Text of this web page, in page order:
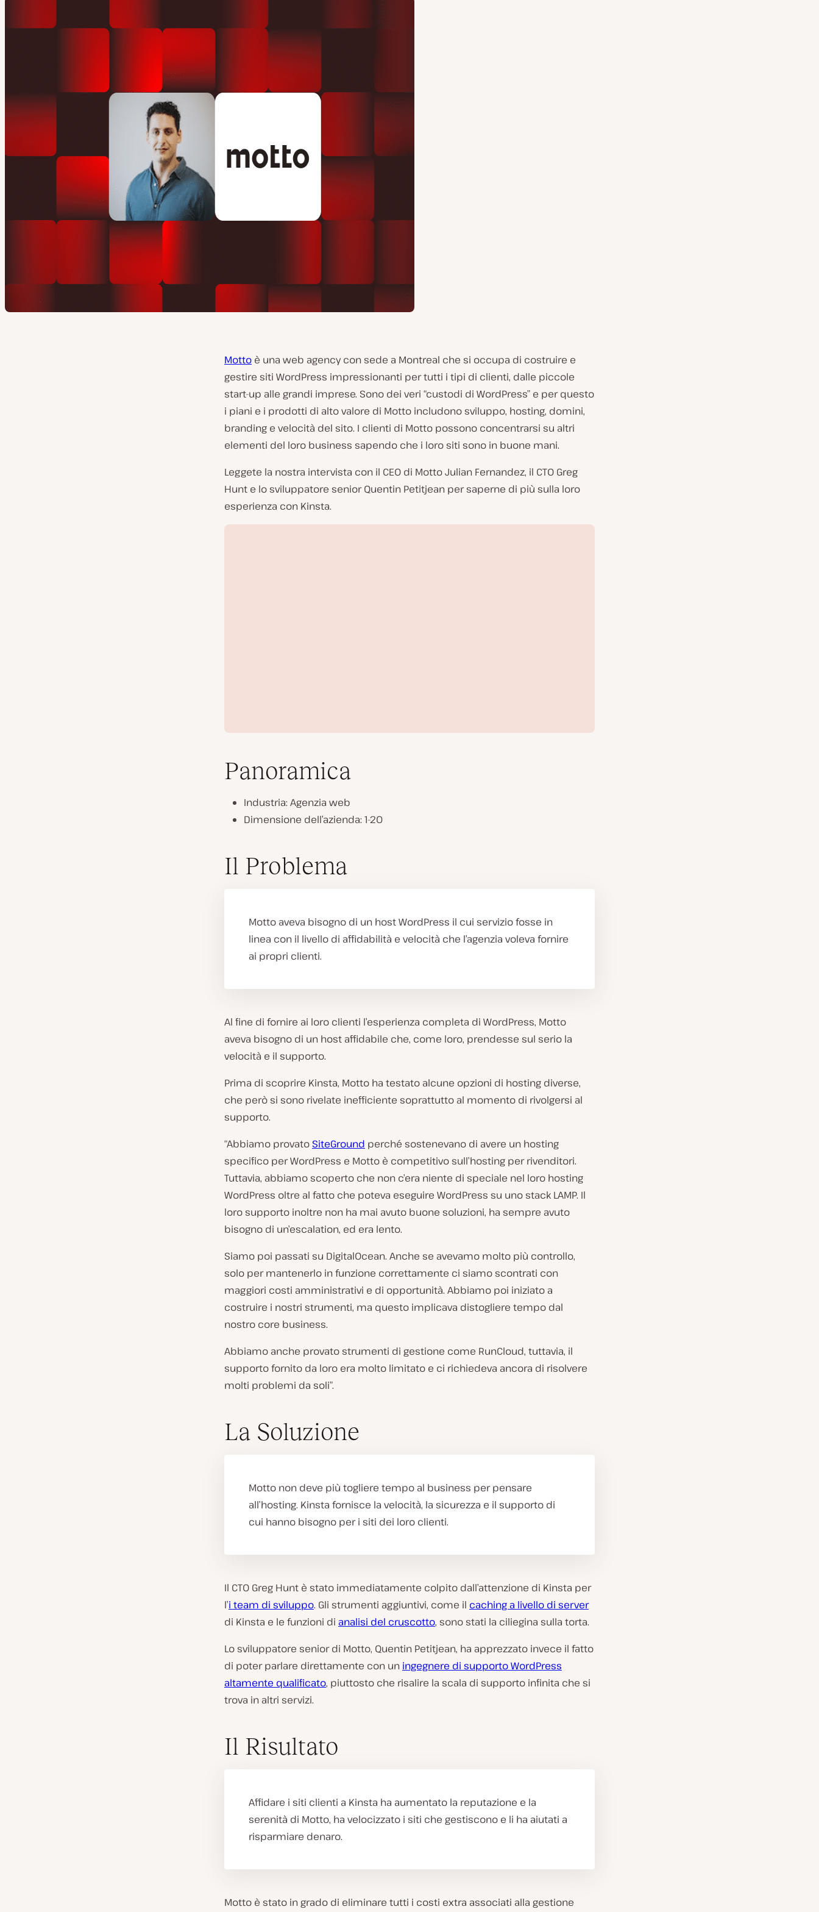
Motto è una web agency con sede a Montreal che si occupa di costruire e
gestire siti WordPress impressionanti per tutti i tipi di clienti, dalle piccole
start-up alle grandi imprese. Sono dei veri “custodi di WordPress” e per questo
i piani e i prodotti di alto valore di Motto includono sviluppo, hosting, domini,
branding e velocità del sito. I clienti di Motto possono concentrarsi su altri
elementi del loro business sapendo che i loro siti sono in buone mani.
Leggete la nostra intervista con il CEO di Motto Julian Fernandez, il CTO Greg
Hunt e lo sviluppatore senior Quentin Petitjean per saperne di più sulla loro
esperienza con Kinsta.
c
v
Panoramica
Industria: Agenzia web
Dimensione dell’azienda: 1-20
Il Problema
Motto aveva bisogno di un host WordPress il cui servizio fosse in
linea con il livello di affidabilità e velocità che l’agenzia voleva fornire
ai propri clienti.
Al fine di fornire ai loro clienti l’esperienza completa di WordPress, Motto
aveva bisogno di un host affidabile che, come loro, prendesse sul serio la
velocità e il supporto.
Prima di scoprire Kinsta, Motto ha testato alcune opzioni di hosting diverse,
che però si sono rivelate inefficiente soprattutto al momento di rivolgersi al
supporto.
“Abbiamo provato SiteGround perché sostenevano di avere un hosting
specifico per WordPress e Motto è competitivo sull’hosting per rivenditori.
Tuttavia, abbiamo scoperto che non c’era niente di speciale nel loro hosting
WordPress oltre al fatto che poteva eseguire WordPress su uno stack LAMP. Il
loro supporto inoltre non ha mai avuto buone soluzioni, ha sempre avuto
bisogno di un’escalation, ed era lento.
Siamo poi passati su DigitalOcean. Anche se avevamo molto più controllo,
solo per mantenerlo in funzione correttamente ci siamo scontrati con
maggiori costi amministrativi e di opportunità. Abbiamo poi iniziato a
costruire i nostri strumenti, ma questo implicava distogliere tempo dal
nostro core business.
Abbiamo anche provato strumenti di gestione come RunCloud, tuttavia, il
supporto fornito da loro era molto limitato e ci richiedeva ancora di risolvere
molti problemi da soli”.
La Soluzione
Motto non deve più togliere tempo al business per pensare
all’hosting. Kinsta fornisce la velocità, la sicurezza e il supporto di
cui hanno bisogno per i siti dei loro clienti.
Il CTO Greg Hunt è stato immediatamente colpito dall’attenzione di Kinsta per
l’i team di sviluppo. Gli strumenti aggiuntivi, come il caching a livello di server
di Kinsta e le funzioni di analisi del cruscotto, sono stati la ciliegina sulla torta.
Lo sviluppatore senior di Motto, Quentin Petitjean, ha apprezzato invece il fatto
di poter parlare direttamente con un ingegnere di supporto WordPress
altamente qualificato, piuttosto che risalire la scala di supporto infinita che si
trova in altri servizi.
Il Risultato
Affidare i siti clienti a Kinsta ha aumentato la reputazione e la
serenità di Motto, ha velocizzato i siti che gestiscono e li ha aiutati a
risparmiare denaro.
Motto è stato in grado di eliminare tutti i costi extra associati alla gestione